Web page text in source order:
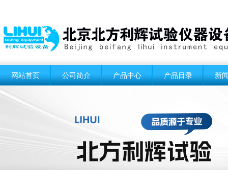
网站首页 公司简介 产品中心 产品目录 新